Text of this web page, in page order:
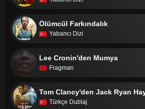
Ölümcül Farkındalık
Yabancı Dizi
Lee Cronin'den Mumya
Fragman
Tom Clancy'den Jack Ryan
Türkçe Dublaj